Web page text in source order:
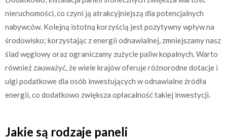
nieruchomości, co czyni ją atrakcyjniejszą dla potencjalnych
nabywców. Kolejną istotną korzyścią jest pozytywny wpływ na
środowisko; korzystając z energii odnawialnej, zmniejszamy nasz
ślad węglowy oraz ograniczamy zużycie paliw kopalnych. Warto
również zauważyć, że wiele krajów oferuje różnorodne dotacje i
ulgi podatkowe dla osób inwestujących w odnawialne źródła
energii, co dodatkowo zwiększa opłacalność takiej inwestycji.
Jakie są rodzaje paneli